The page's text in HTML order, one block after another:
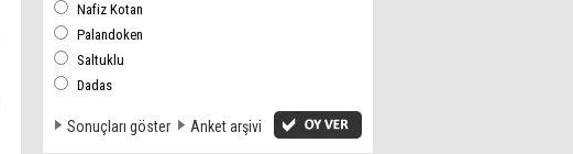
Nafiz Kotan
Palandoken
Saltuklu
Dadas
Sonuçları göster Anket arşivi